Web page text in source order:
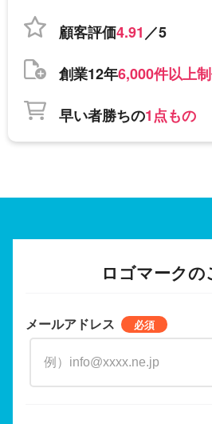
顧客評価4.91／5
創業12年6,000件以上
早い者勝ちの1点もの
ロゴマークの
メールアドレス